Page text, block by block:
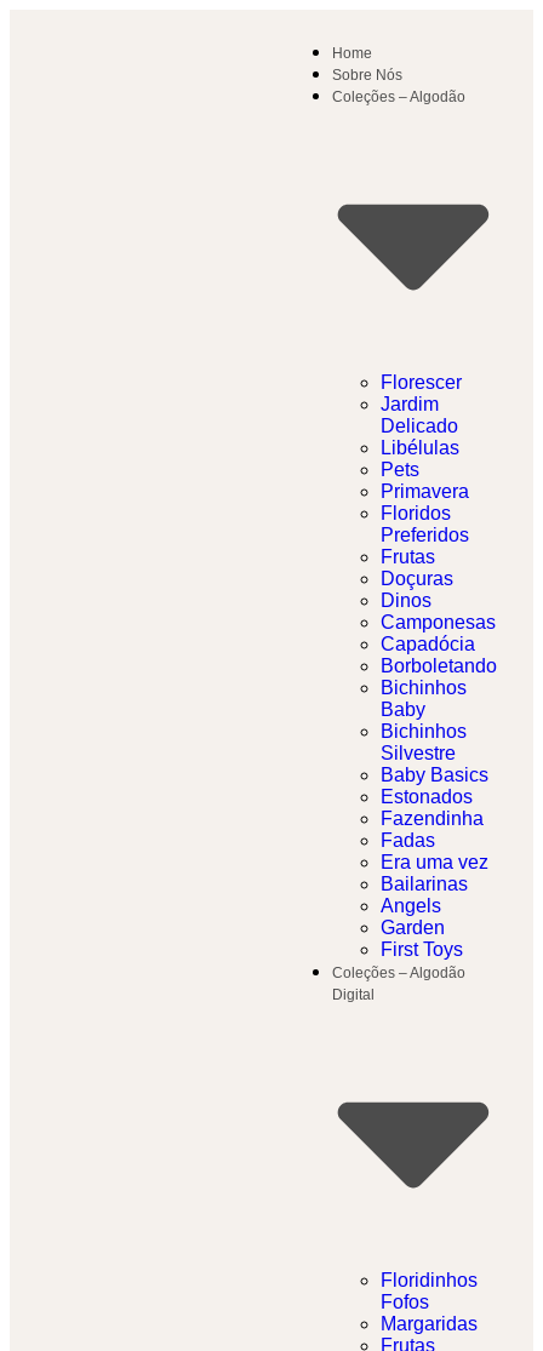
Home
Sobre Nós
Coleções – Algodão
Florescer
Jardim
Delicado​
Libélulas
Pets
Primavera
Floridos
Preferidos
Frutas
Doçuras
Dinos
Camponesas
Capadócia
Borboletando
Bichinhos
Baby
Bichinhos
Silvestre
Baby Basics
Estonados
Fazendinha
Fadas
Era uma vez
Bailarinas
Angels
Garden
First Toys
Coleções – Algodão
Digital
Floridinhos
Fofos
Margaridas
Frutas